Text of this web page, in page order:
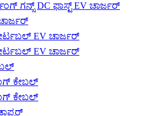
ಗನ್ಸ್ DC ಫಾಸ್ಟ್ EV ಚಾರ್ಜರ್
EV ಚಾರ್ಜರ್
EV ಚಾರ್ಜರ್
ಕೇಬಲ್
ಕೇಬಲ್